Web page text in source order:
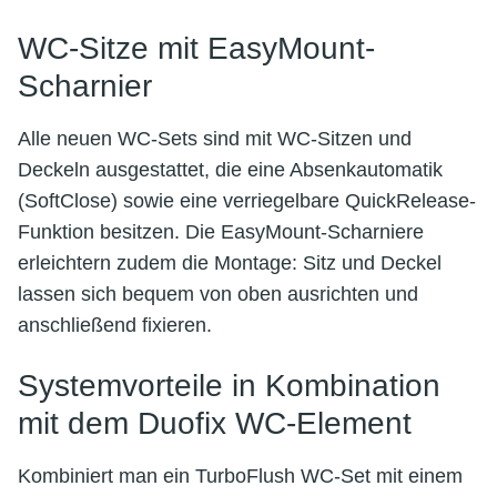
WC-Sitze mit EasyMount-
Scharnier
Alle neuen WC-Sets sind mit WC-Sitzen und
Deckeln ausgestattet, die eine Absenkautomatik
(SoftClose) sowie eine verriegelbare QuickRelease-
Funktion besitzen. Die EasyMount-Scharniere
erleichtern zudem die Montage: Sitz und Deckel
lassen sich bequem von oben ausrichten und
anschließend fixieren.
Systemvorteile in Kombination
mit dem Duofix WC-Element
Kombiniert man ein TurboFlush WC-Set mit einem